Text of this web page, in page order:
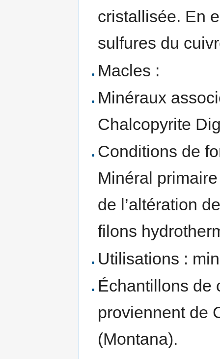
cristallisée. En
sulfures du
Macles :
Minéraux
Chalcopyrite
Conditions de
Minéral
de l’altération
filons
Utilisations :
Échantillons de
proviennent de
(Montana).